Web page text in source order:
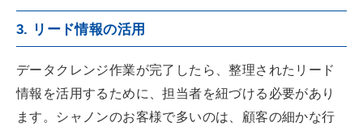
3. リード情報の活用
データクレンジ作業が完了したら、整理されたリード
情報を活用するために、担当者を紐づける必要があり
ます。シャノンのお客様で多いのは、顧客の細かな行